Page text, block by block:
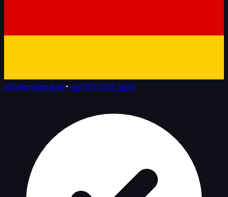
info@lyndigital.de•+49 159 0109 2496